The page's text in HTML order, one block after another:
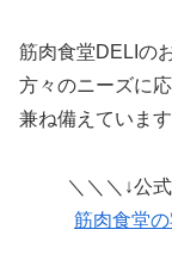
筋肉食堂DELIの
方々のニーズに
兼ね備えています
＼＼＼↓公
筋肉食堂